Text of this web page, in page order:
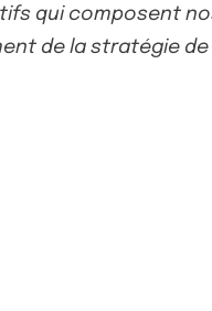
qui composent
de la stratégie